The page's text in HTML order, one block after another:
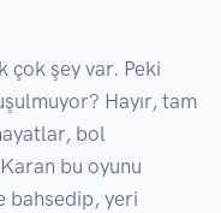
çok şey var. Peki
Hayır, tam
bol
bu oyunu
bahsedip, yeri